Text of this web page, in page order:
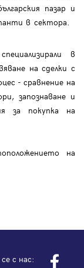
пазар и
в сектора.
в
на сделки с
- сравнение на
запознаване и
за покупка на
на
с нас: